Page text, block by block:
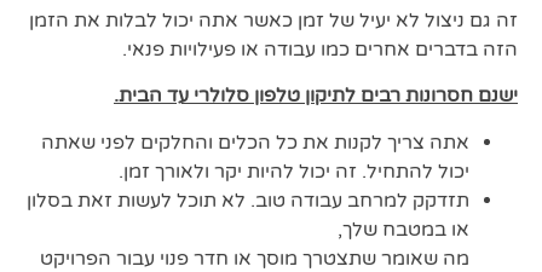
זה גם ניצול לא יעיל של זמן כאשר אתה יכול לבלות את הזמן
הזה בדברים אחרים כמו עבודה או פעילויות פנאי.
ישנם חסרונות רבים לתיקון טלפון סלולרי עד הבית.
אתה צריך לקנות את כל הכלים והחלקים לפני שאתה
יכול להתחיל. זה יכול להיות יקר ולאורך זמן.
תזדקק למרחב עבודה טוב. לא תוכל לעשות זאת בסלון
או במטבח שלך,
מה שאומר שתצטרך מוסך או חדר פנוי עבור הפרויקט